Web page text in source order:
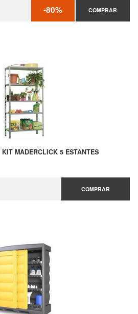
-80% COMPRAR
KIT MADERCLICK 5 ESTANTES
COMPRAR